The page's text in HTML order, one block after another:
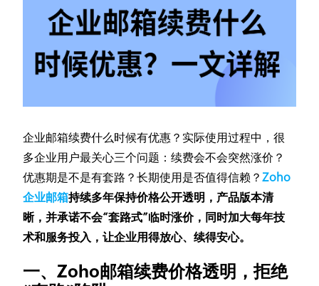
企业邮箱续费什么时候有优惠？实际使用过程中，很
多企业用户最关心三个问题：续费会不会突然涨价？
优惠期是不是有套路？长期使用是否值得信赖？Zoho
企业邮箱持续多年保持价格公开透明，产品版本清
晰，并承诺不会“套路式”临时涨价，同时加大每年技
术和服务投入，让企业用得放心、续得安心。
一、Zoho邮箱续费价格透明，拒绝